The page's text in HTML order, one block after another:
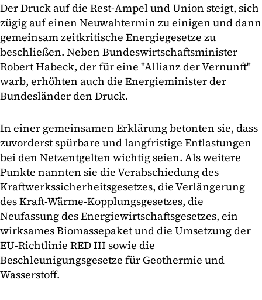
Der Druck auf die Rest-Ampel und Union steigt, sich
zügig auf einen Neuwahtermin zu einigen und dann
gemeinsam zeitkritische Energiegesetze zu
beschließen. Neben Bundeswirtschaftsminister
Robert Habeck, der für eine "Allianz der Vernunft"
warb, erhöhten auch die Energieminister der
Bundesländer den Druck.
In einer gemeinsamen Erklärung betonten sie, dass
zuvorderst spürbare und langfristige Entlastungen
bei den Netzentgelten wichtig seien. Als weitere
Punkte nannten sie die Verabschiedung des
Kraftwerkssicherheitsgesetzes, die Verlängerung
des Kraft-Wärme-Kopplungsgesetzes, die
Neufassung des Energiewirtschaftsgesetzes, ein
wirksames Biomassepaket und die Umsetzung der
EU-Richtlinie RED III sowie die
Beschleunigungsgesetze für Geothermie und
Wasserstoff.